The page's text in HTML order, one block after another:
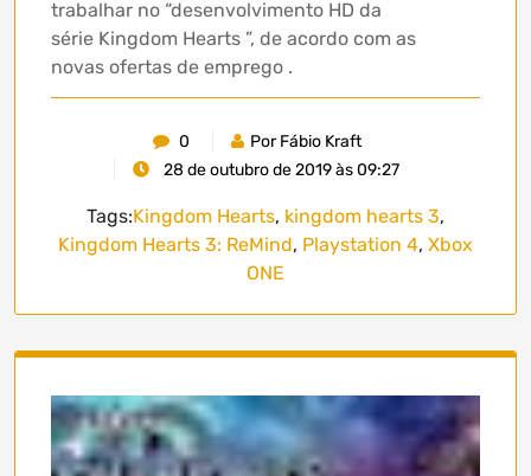
trabalhar no “desenvolvimento HD da
série Kingdom Hearts ”, de acordo com as
novas ofertas de emprego .
0
Por Fábio Kraft
28 de outubro de 2019 às 09:27
Tags:Kingdom Hearts, kingdom hearts 3,
Kingdom Hearts 3: ReMind, Playstation 4, Xbox
ONE